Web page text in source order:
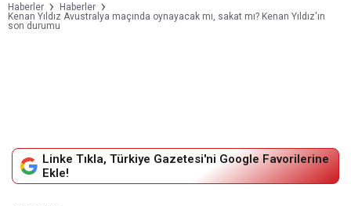
Haberler
Haberler
Kenan Yıldız Avustralya maçında oynayacak mı, sakat mı? Kenan Yıldız'ın
son durumu
Linke Tıkla, Türkiye Gazetesi'ni Google Favorilerine
Ekle!